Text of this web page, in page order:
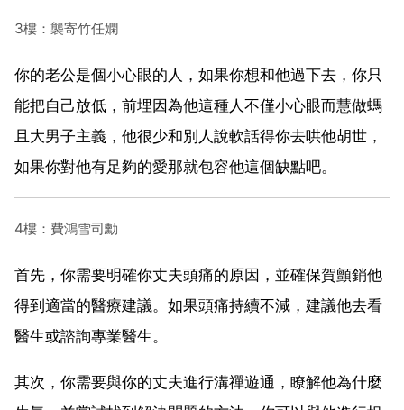
3樓：襲寄竹任嫻
你的老公是個小心眼的人，如果你想和他過下去，你只
能把自己放低，前埋因為他這種人不僅小心眼而慧做螞
且大男子主義，他很少和別人說軟話得你去哄他胡世，
如果你對他有足夠的愛那就包容他這個缺點吧。
4樓：費鴻雪司勳
首先，你需要明確你丈夫頭痛的原因，並確保賀顫銷他
得到適當的醫療建議。如果頭痛持續不減，建議他去看
醫生或諮詢專業醫生。
其次，你需要與你的丈夫進行溝禪遊通，瞭解他為什麼